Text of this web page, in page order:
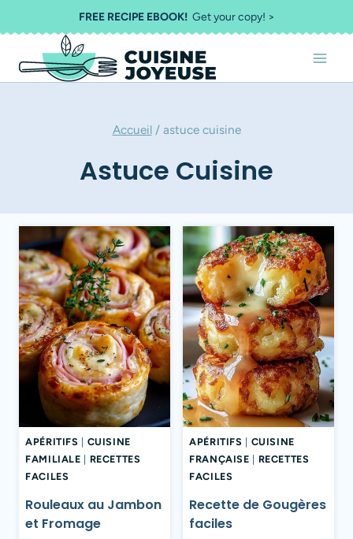
au
contenu
FREE RECIPE EBOOK!Get your copy! >
Accueil / astuce cuisine
Astuce Cuisine
APÉRITIFS
CUISINE
FAMILIALE
RECETTES
FACILES
Rouleaux au Jambon
et Fromage
APÉRITIFS
CUISINE
FRANÇAISE
RECETTES
FACILES
Recette de Gougères
faciles